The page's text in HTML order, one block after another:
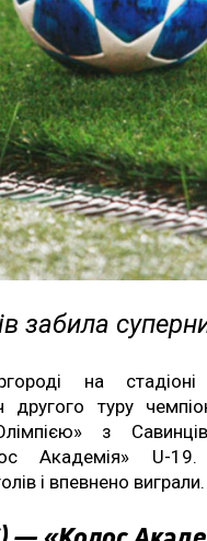
забила
на стадіоні
другого туру
з
Академія» U-19.
і впевнено виграли.